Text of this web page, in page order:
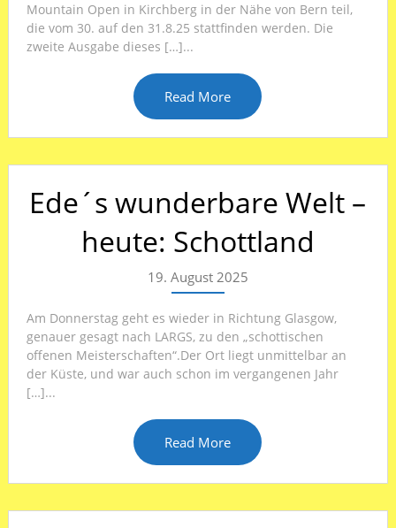
Mountain Open in Kirchberg in der Nähe von Bern teil,
die vom 30. auf den 31.8.25 stattfinden werden. Die
zweite Ausgabe dieses […]...
Read More
Ede´s wunderbare Welt –
heute: Schottland
19. August 2025
Am Donnerstag geht es wieder in Richtung Glasgow,
genauer gesagt nach LARGS, zu den „schottischen
offenen Meisterschaften“.Der Ort liegt unmittelbar an
der Küste, und war auch schon im vergangenen Jahr
[…]...
Read More